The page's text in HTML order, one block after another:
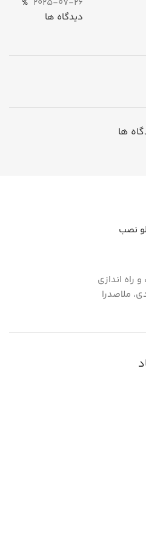
دیدگاه ها
HP Envy 34
ها
نصب
راه اندازی
ملاصدرا